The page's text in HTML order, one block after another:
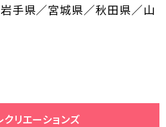
手県／宮城県／秋田県／山
クリエーションズ